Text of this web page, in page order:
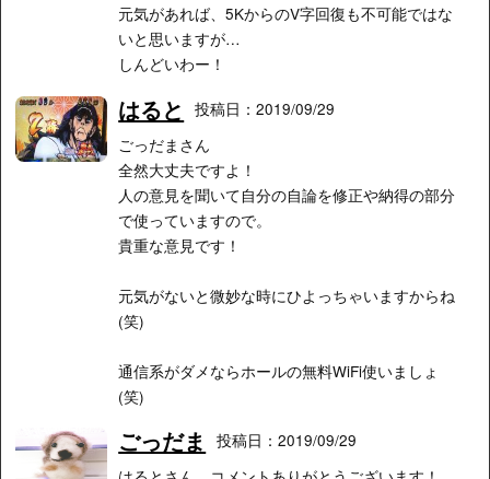
元気があれば、5KからのV字回復も不可能ではな
いと思いますが…
しんどいわー！
はると
投稿日：2019/09/29
ごっだまさん
全然大丈夫ですよ！
人の意見を聞いて自分の自論を修正や納得の部分
で使っていますので。
貴重な意見です！
元気がないと微妙な時にひよっちゃいますからね
(笑)
通信系がダメならホールの無料WiFi使いましょ
(笑)
ごっだま
投稿日：2019/09/29